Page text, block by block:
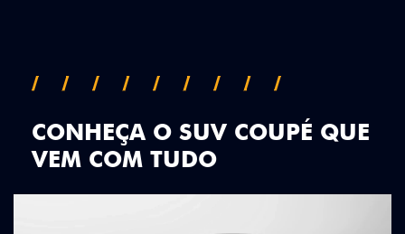
CONHEÇA O SUV COUPÉ QUE
VEM COM TUDO